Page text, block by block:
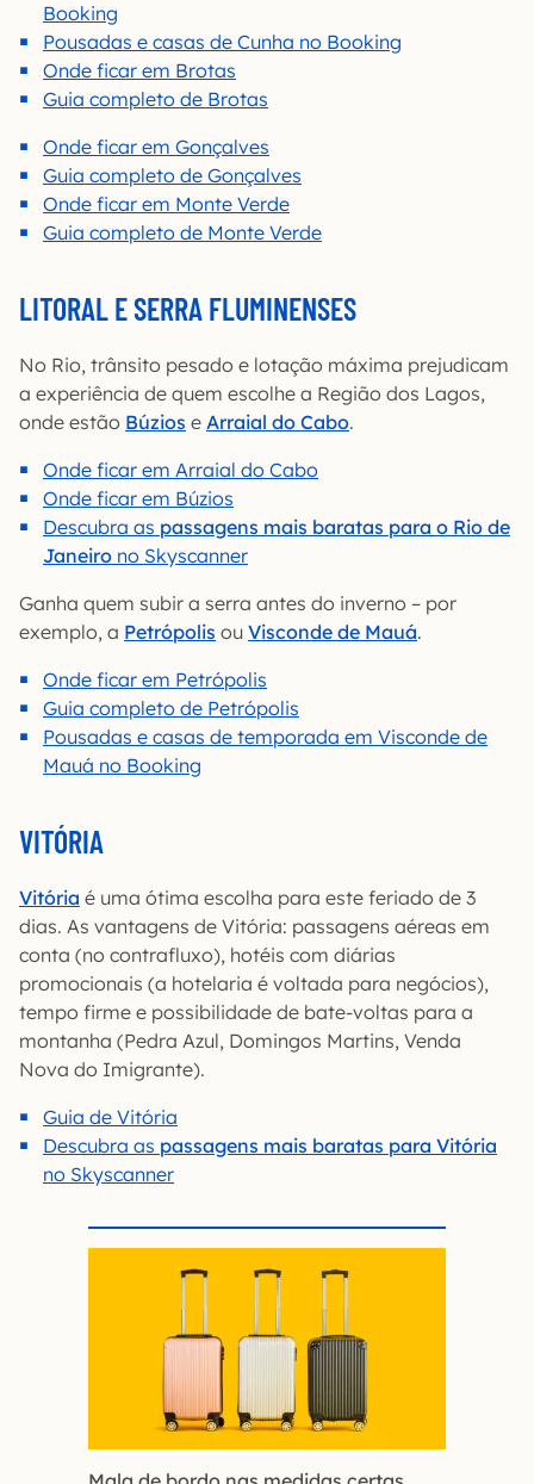
Booking
Pousadas e casas de Cunha no Booking
Onde ficar em Brotas
Guia completo de Brotas
Onde ficar em Gonçalves
Guia completo de Gonçalves
Onde ficar em Monte Verde
Guia completo de Monte Verde
LITORAL E SERRA FLUMINENSES
No Rio, trânsito pesado e lotação máxima prejudicam
a experiência de quem escolhe a Região dos Lagos,
onde estão Búzios e Arraial do Cabo.
Onde ficar em Arraial do Cabo
Onde ficar em Búzios
Descubra as passagens mais baratas para o Rio de
Janeiro no Skyscanner
Ganha quem subir a serra antes do inverno – por
exemplo, a Petrópolis ou Visconde de Mauá.
Onde ficar em Petrópolis
Guia completo de Petrópolis
Pousadas e casas de temporada em Visconde de
Mauá no Booking
VITÓRIA
Vitória é uma ótima escolha para este feriado de 3
dias. As vantagens de Vitória: passagens aéreas em
conta (no contrafluxo), hotéis com diárias
promocionais (a hotelaria é voltada para negócios),
tempo firme e possibilidade de bate-voltas para a
montanha (Pedra Azul, Domingos Martins, Venda
Nova do Imigrante).
Guia de Vitória
Descubra as passagens mais baratas para Vitória
no Skyscanner